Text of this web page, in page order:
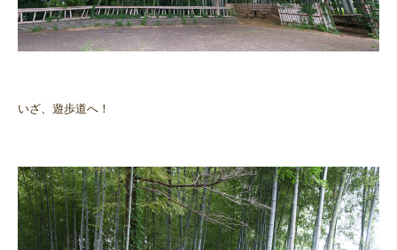
いざ、遊歩道へ！